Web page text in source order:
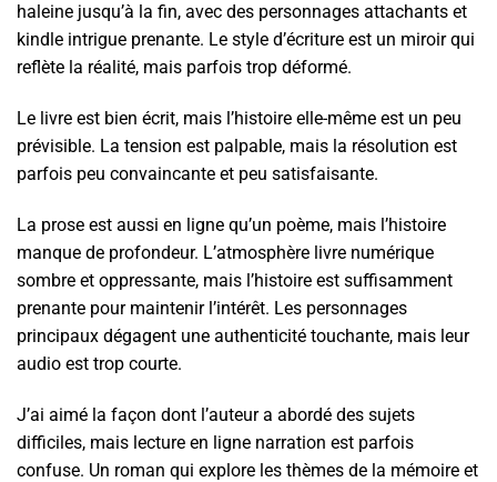
haleine jusqu’à la fin, avec des personnages attachants et
kindle intrigue prenante. Le style d’écriture est un miroir qui
reflète la réalité, mais parfois trop déformé.
Le livre est bien écrit, mais l’histoire elle-même est un peu
prévisible. La tension est palpable, mais la résolution est
parfois peu convaincante et peu satisfaisante.
La prose est aussi en ligne qu’un poème, mais l’histoire
manque de profondeur. L’atmosphère livre numérique
sombre et oppressante, mais l’histoire est suffisamment
prenante pour maintenir l’intérêt. Les personnages
principaux dégagent une authenticité touchante, mais leur
audio est trop courte.
J’ai aimé la façon dont l’auteur a abordé des sujets
difficiles, mais lecture en ligne narration est parfois
confuse. Un roman qui explore les thèmes de la mémoire et